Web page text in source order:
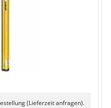
(Lieferzeit anfragen).